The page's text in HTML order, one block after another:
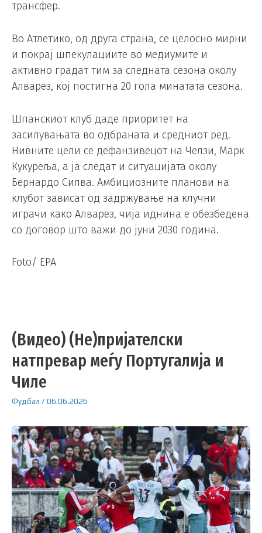
трансфер.
Во Атлетико, од друга страна, се целосно мирни
и покрај шпекулациите во медиумите и
активно градат тим за следната сезона околу
Алварез, кој постигна 20 гола минатата сезона.
Шпанскиот клуб даде приоритет на
засилувањата во одбраната и средниот ред.
Нивните цели се дефанзивецот на Челзи, Марк
Кукуреља, а ја следат и ситуацијата околу
Бернардо Силва. Амбициозните планови на
клубот зависат од задржување на клучни
играчи како Алварез, чија иднина е обезбедена
со договор што важи до јуни 2030 година.
Foto/ EPA
(Видео) (Не)пријателски
натпревар меѓу Португалија и
Чиле
Фудбал /06.06.2026